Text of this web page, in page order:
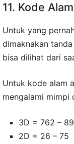
11. Kode
Untuk yang
dimaknakan
bisa dilihat dari
Untuk kode alam
mengalami mimpi
3D = 762 –
2D = 26 – 75